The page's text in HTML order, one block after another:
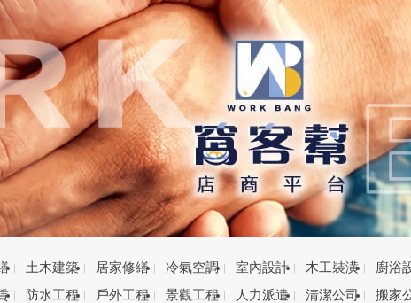
土木建築 居家修繕 冷氣空調 室內設計 木工裝潢 廚浴
防水工程 戶外工程 景觀工程 人力派遣 清潔公司 搬家